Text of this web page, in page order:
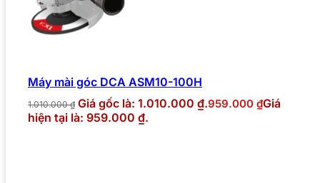
Máy mài góc DCA ASM10-100H
1.010.000₫ Giá gốc là: 1.010.000 ₫.959.000 ₫Giá
hiện tại là: 959.000 ₫.